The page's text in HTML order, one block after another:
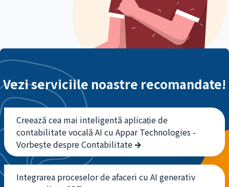
Vezi serviciile noastre recomandate!
Creează cea mai inteligentă aplicație de
contabilitate vocală AI cu Appar Technologies -
Vorbește despre Contabilitate
Integrarea proceselor de afaceri cu AI generativ